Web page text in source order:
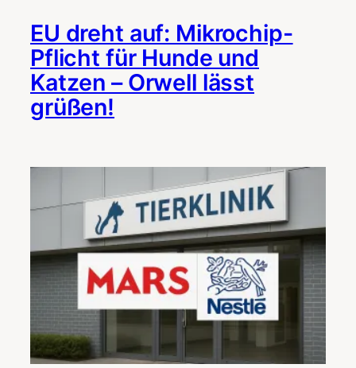
EU dreht auf: Mikrochip-
Pflicht für Hunde und
Katzen – Orwell lässt
grüßen!